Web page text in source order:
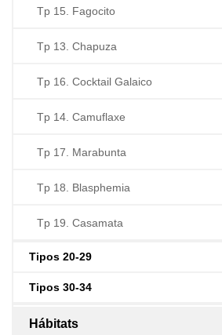
Tp 15. Fagocito
Tp 13. Chapuza
Tp 16. Cocktail Galaico
Tp 14. Camuflaxe
Tp 17. Marabunta
Tp 18. Blasphemia
Tp 19. Casamata
Tipos 20-29
Tipos 30-34
Hábitats